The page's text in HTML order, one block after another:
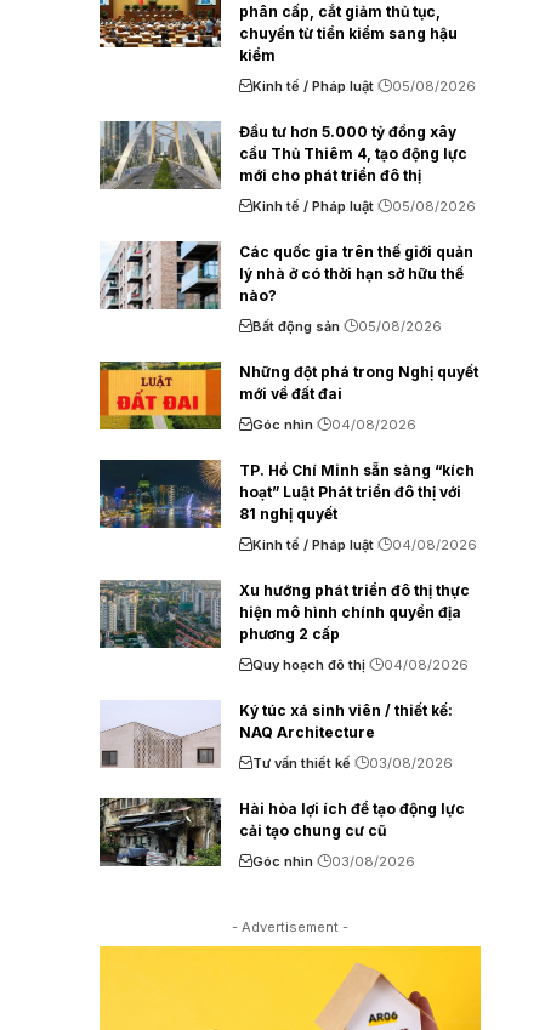
phân cấp, cắt giảm thủ tục,
chuyển từ tiền kiểm sang hậu
kiểm
Kinh tế / Pháp luật 05/08/2026
Đầu tư hơn 5.000 tỷ đồng xây
cầu Thủ Thiêm 4, tạo động lực
mới cho phát triển đô thị
Kinh tế / Pháp luật 05/08/2026
Các quốc gia trên thế giới quản
lý nhà ở có thời hạn sở hữu thế
nào?
Bất động sản 05/08/2026
Những đột phá trong Nghị quyết
mới về đất đai
Góc nhìn 04/08/2026
TP. Hồ Chí Minh sẵn sàng “kích
hoạt” Luật Phát triển đô thị với
81 nghị quyết
Kinh tế / Pháp luật 04/08/2026
Xu hướng phát triển đô thị thực
hiện mô hình chính quyền địa
phương 2 cấp
Quy hoạch đô thị 04/08/2026
Ký túc xá sinh viên / thiết kế:
NAQ Architecture
Tư vấn thiết kế 03/08/2026
Hài hòa lợi ích để tạo động lực
cải tạo chung cư cũ
Góc nhìn 03/08/2026
- Advertisement -